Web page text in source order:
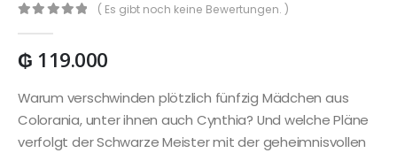
( Es gibt noch keine Bewertungen. )
₲ 119.000
Warum verschwinden plötzlich fünfzig Mädchen aus
Colorania, unter ihnen auch Cynthia? Und welche Pläne
verfolgt der Schwarze Meister mit der geheimnisvollen